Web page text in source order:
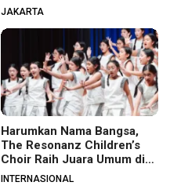
JAKARTA
Harumkan Nama Bangsa,
The Resonanz Children’s
Choir Raih Juara Umum di
Hungaria
INTERNASIONAL